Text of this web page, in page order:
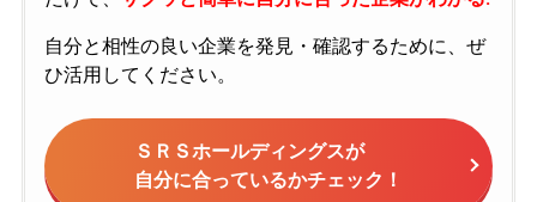
自分と相性の良い企業を発見・確認するために、ぜ
ひ活用してください。
ＳＲＳホールディングスが
自分に合っているかチェック！